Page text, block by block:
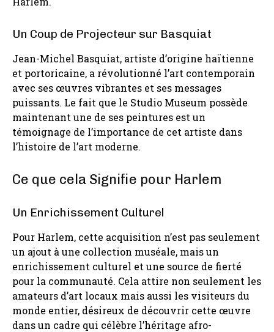
Un Coup de Projecteur sur Basquiat
Jean-Michel Basquiat, artiste d’origine haïtienne
et portoricaine, a révolutionné l’art contemporain
avec ses œuvres vibrantes et ses messages
puissants. Le fait que le Studio Museum possède
maintenant une de ses peintures est un
témoignage de l’importance de cet artiste dans
l’histoire de l’art moderne.
Ce que cela Signifie pour Harlem
Un Enrichissement Culturel
Pour Harlem, cette acquisition n’est pas seulement
un ajout à une collection muséale, mais un
enrichissement culturel et une source de fierté
pour la communauté. Cela attire non seulement les
amateurs d’art locaux mais aussi les visiteurs du
monde entier, désireux de découvrir cette œuvre
dans un cadre qui célèbre l’héritage afro-